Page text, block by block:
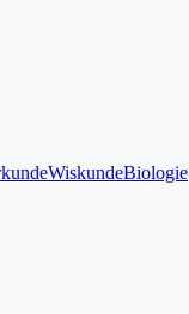
WiskundeBiologie